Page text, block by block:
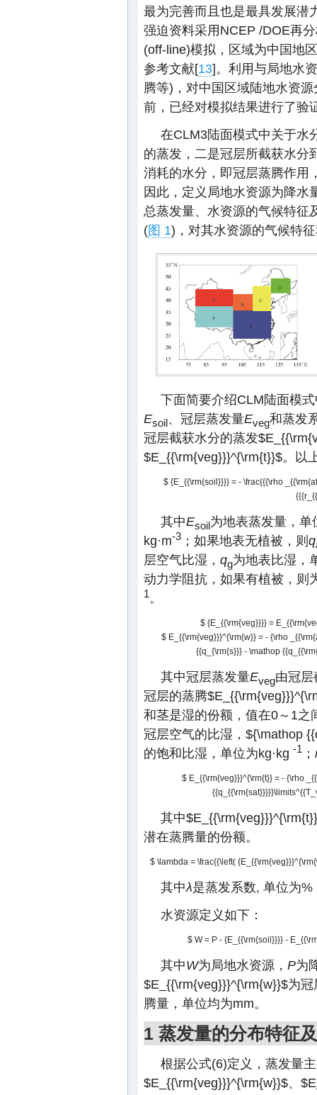
最为完善而且也是最具发展潜
强迫资料采用NCEP /DOE再
(off-line)模拟，区域为中国地
参考文献[13]。利用与局地水
腾等)，对中国区域陆地水资
前，已经对模拟结果进行了验
在CLM3陆面模式中关于水
的蒸发，二是冠层所截获水分
消耗的水分，即冠层蒸腾作用
因此，定义局地水资源为降水
总蒸发量、水资源的气候特征
(图 1)，对其水资源的气候特
下面简要介绍CLM陆面模
Esoil、冠层蒸发量Eveg和蒸发
冠层截获水分的蒸发
$E_{{\rm{veg}}}^{\rm{t}}$。以
$ {E_{{\rm{soil}}}} = - \frac{{{\rho
其中Esoil为地表蒸发量，单
kg·m-3 ；如果地表无植被，则q
层空气比湿， qg为地表比湿，
动力学阻抗，如果有植被，则
1。
$ {E_{{\rm{veg}}}} =
$ E_{{\rm{veg}}}^{\rm{w}} = - {\rho
{{q_{\rm{s}}} - \mathop
其中冠层蒸发量Eveg由冠
冠层的蒸腾
和茎是湿的份额，值在0～1之
冠层空气的比湿， ${\mathop
的饱和比湿，单位为kg·kg -1 ；
$ E_{{\rm{veg}}}^{\rm{t}} = - {\rho
其中
潜在蒸腾量的份额。
$ \lambda = \frac{{\left(
其中λ是蒸发系数, 单位为%
水资源定义如下：
$ W = P - {E_{{\rm{soil}}}} -
其中W为局地水资源， P为
$E_{{\rm{veg}}}^{\rm{w}}$为冠
腾量，单位均为mm。
1 蒸发量的分布特征
根据公式(6)定义，蒸发量
$E_{{\rm{veg}}}^{\rm{w}}$、